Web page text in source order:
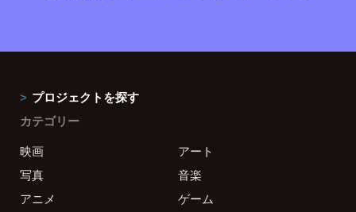
プロジェクトを探す
カテゴリー
映画
アート
写真
音楽
アニメ
ゲーム